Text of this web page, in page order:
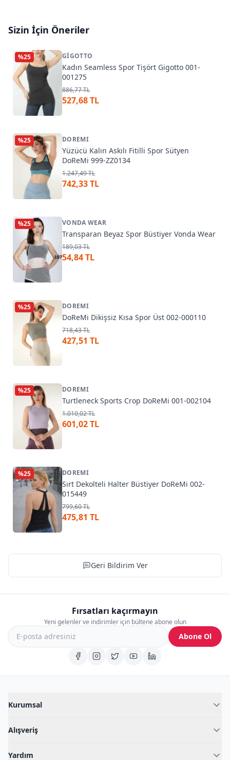
Sizin İçin Öneriler
%25 GIGOTTO
Kadın Seamless Spor Tişört Gigotto 001-
001275
886,77 TL
527,68 TL
%25 DOREMI
Yüzücü Kalın Askılı Fitilli Spor Sütyen
DoReMi 999-ZZ0134
1.247,49 TL
742,33 TL
%25 VONDA WEAR
Transparan Beyaz Spor Büstiyer Vonda Wear
189,03 TL
54,84 TL
%25 DOREMI
DoReMi Dikişsiz Kısa Spor Üst 002-000110
718,43 TL
427,51 TL
%25 DOREMI
Turtleneck Sports Crop DoReMi 001-002104
1.010,02 TL
601,02 TL
%25 DOREMI
Sırt Dekolteli Halter Büstiyer DoReMi 002-
015449
799,60 TL
475,81 TL
Geri Bildirim Ver
Fırsatları kaçırmayın
Yeni gelenler ve indirimler için bültene abone olun
Abone Ol
Kurumsal
Blog
İç Giyim Rehberi
Alışveriş
Yardım